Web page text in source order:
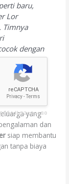
baru,
Lor
Timnya
dengan
Batu
yang
dan
siap membantu
tanpa biaya